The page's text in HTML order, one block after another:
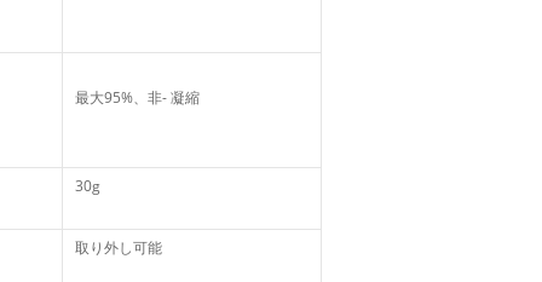
最大95%、非- 凝縮
30g
取り外し可能